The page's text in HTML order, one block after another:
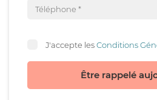
J'accepte lesConditions
Être rappelé